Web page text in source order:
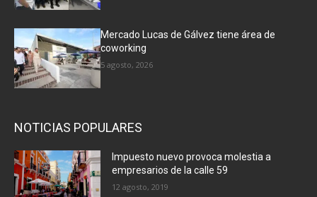
Mercado Lucas de Gálvez tiene área de
coworking
5 agosto, 2026
NOTICIAS POPULARES
Impuesto nuevo provoca molestia a
empresarios de la calle 59
12 agosto, 2019